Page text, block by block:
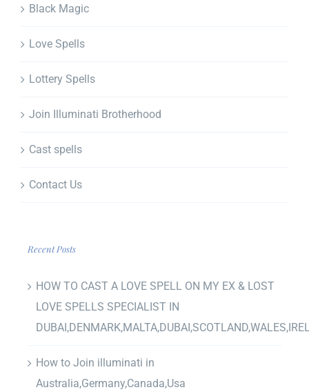
Black Magic
Love Spells
Lottery Spells
Join Illuminati Brotherhood
Cast spells
Contact Us
Recent Posts
HOW TO CAST A LOVE SPELL ON MY EX & LOST
LOVE SPELLS SPECIALIST IN
How to Join illuminati in
Australia,Germany,Canada,Usa